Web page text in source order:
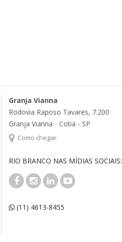
Granja Vianna
Rodovia Raposo Tavares, 7.200
Granja Vianna - Cotia - SP
Como chegar
RIO BRANCO NAS MÍDIAS SOCIAIS:
(11) 4613-8455